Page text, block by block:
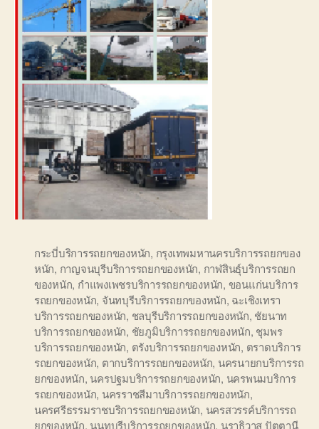
กระบี่บริการรถยกของหนัก, กรุงเทพมหานครบริการรถยกของ
หนัก, กาญจนบุรีบริการรถยกของหนัก, กาฬสินธุ์บริการรถยก
ของหนัก, กำแพงเพชรบริการรถยกของหนัก, ขอนแก่นบริการ
รถยกของหนัก, จันทบุรีบริการรถยกของหนัก, ฉะเชิงเทรา
บริการรถยกของหนัก, ชลบุรีบริการรถยกของหนัก, ชัยนาท
บริการรถยกของหนัก, ชัยภูมิบริการรถยกของหนัก, ชุมพร
บริการรถยกของหนัก, ตรังบริการรถยกของหนัก, ตราดบริการ
รถยกของหนัก, ตากบริการรถยกของหนัก, นครนายกบริการรถ
ยกของหนัก, นครปฐมบริการรถยกของหนัก, นครพนมบริการ
รถยกของหนัก, นครราชสีมาบริการรถยกของหนัก,
นครศรีธรรมราชบริการรถยกของหนัก, นครสวรรค์บริการรถ
ยกของหนัก, นนทบุรีบริการรถยกของหนัก, นราธิวาส ปัตตานี